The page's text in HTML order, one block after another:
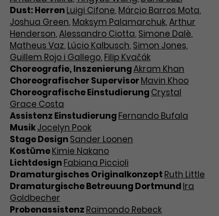
Dust: Herren Luigi Cifone, Márcio Barros Mota,
Joshua Green, Maksym Palamarchuk,Arthur
Henderson,Alessandro Ciotta, Simone Dalè,
Matheus Vaz, Lúcio Kalbusch, Simon Jones,
Guillem Rojo i Gallego, Filip Kvačák
Choreografie, InszenierungAkram Khan
Choreografischer Supervisor Mavin Khoo
Choreografische Einstudierung Crystal
Grace Costa
Assistenz Einstudierung Fernando Bufala
MusikJocelyn Pook
Stage Design Sander Loonen
KostümeKimie Nakano
Lichtdesign Fabiana Piccioli
Dramaturgisches Originalkonzept Ruth Little
Dramaturgische Betreuung Dortmund Ira
Goldbecher
Probenassistenz Raimondo Rebeck